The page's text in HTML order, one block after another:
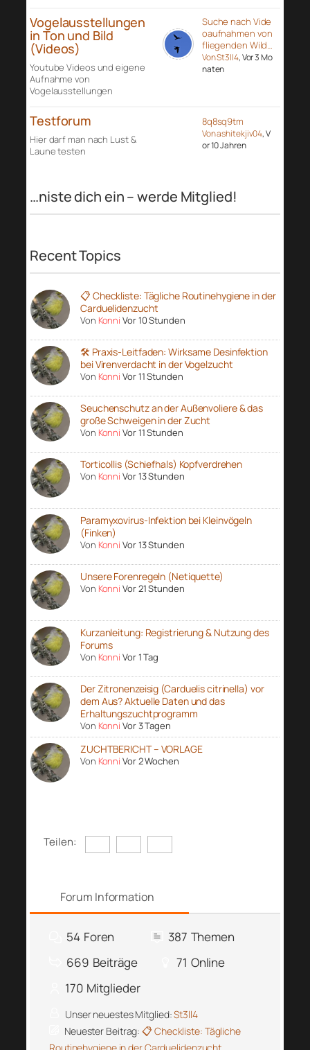
Vogelausstellungen
in Ton und Bild
(Videos)
Youtube Videos und eigene
Aufnahme von
Vogelausstellungen
Suche nach Vide
oaufnahmen von
fliegenden Wild…
Von St3ll4, Vor 3 Mo
naten
Testforum
Hier darf man nach Lust &
Laune testen
8q8sq9tm
Von ashitekjiv04, V
or 10 Jahren
…niste dich ein – werde Mitglied!
Recent Topics
📋 Checkliste: Tägliche Routinehygiene in der
Carduelidenzucht
Von Konni Vor 10 Stunden
🛠️ Praxis-Leitfaden: Wirksame Desinfektion
bei Virenverdacht in der Vogelzucht
Von Konni Vor 11 Stunden
Seuchenschutz an der Außenvoliere & das
große Schweigen in der Zucht
Von Konni Vor 11 Stunden
Torticollis (Schiefhals) Kopfverdrehen
Von Konni Vor 13 Stunden
Paramyxovirus-Infektion bei Kleinvögeln
(Finken)
Von Konni Vor 13 Stunden
Unsere Forenregeln (Netiquette)
Von Konni Vor 21 Stunden
Kurzanleitung: Registrierung & Nutzung des
Forums
Von Konni Vor 1 Tag
Der Zitronenzeisig (Carduelis citrinella) vor
dem Aus? Aktuelle Daten und das
Erhaltungszuchtprogramm
Von Konni Vor 3 Tagen
ZUCHTBERICHT – VORLAGE
Von Konni Vor 2 Wochen
Teilen:
Forum Information
54 Foren 387 Themen
669 Beiträge 71 Online
170 Mitglieder
Unser neuestes Mitglied:St3ll4
Neuester Beitrag:📋 Checkliste: Tägliche